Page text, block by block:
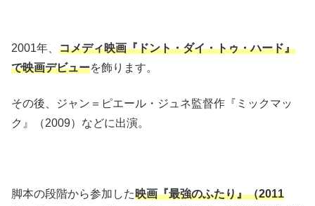
2001年、 コメディ映画『ドント・ダイ・トゥ・ハード』
で映画デビューを飾ります。
その後、ジャン＝ピエール・ジュネ監督作『ミックマッ
ク』（2009）などに出演。
脚本の段階から参加した映画『最強のふたり』（2011